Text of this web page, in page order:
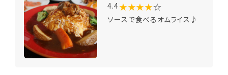
4.4★★★★☆
ソースで食べるオムライス♪